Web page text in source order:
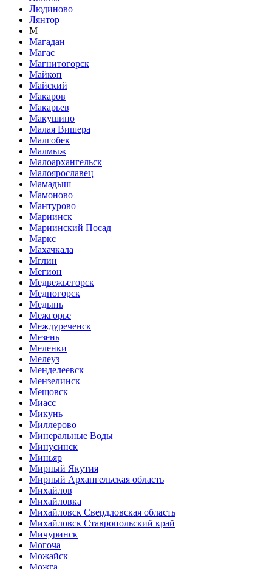
Людиново
Лянтор
М
Магадан
Магас
Магнитогорск
Майкоп
Майский
Макаров
Макарьев
Макушино
Малая Вишера
Малгобек
Малмыж
Малоархангельск
Малоярославец
Мамадыш
Мамоново
Мантурово
Мариинск
Мариинский Посад
Маркс
Махачкала
Мглин
Мегион
Медвежьегорск
Медногорск
Медынь
Межгорье
Междуреченск
Мезень
Меленки
Мелеуз
Менделеевск
Мензелинск
Мещовск
Миасс
Микунь
Миллерово
Минеральные Воды
Минусинск
Миньяр
Мирный Якутия
Мирный Архангельская область
Михайлов
Михайловка
Михайловск Свердловская область
Михайловск Ставропольский край
Мичуринск
Могоча
Можайск
Можга